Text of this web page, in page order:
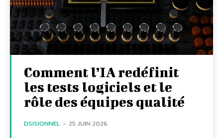
Comment l’IA redéfinit
les tests logiciels et le
rôle des équipes qualité
DSISIONNEL - 25 JUIN 2026